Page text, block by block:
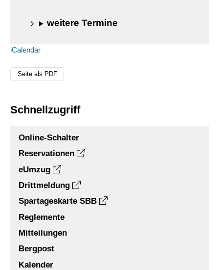
weitere Termine
iCalendar
Seite als PDF
Schnellzugriff
Online-Schalter
Reservationen
eUmzug
Drittmeldung
Spartageskarte SBB
Reglemente
Mitteilungen
Bergpost
Kalender